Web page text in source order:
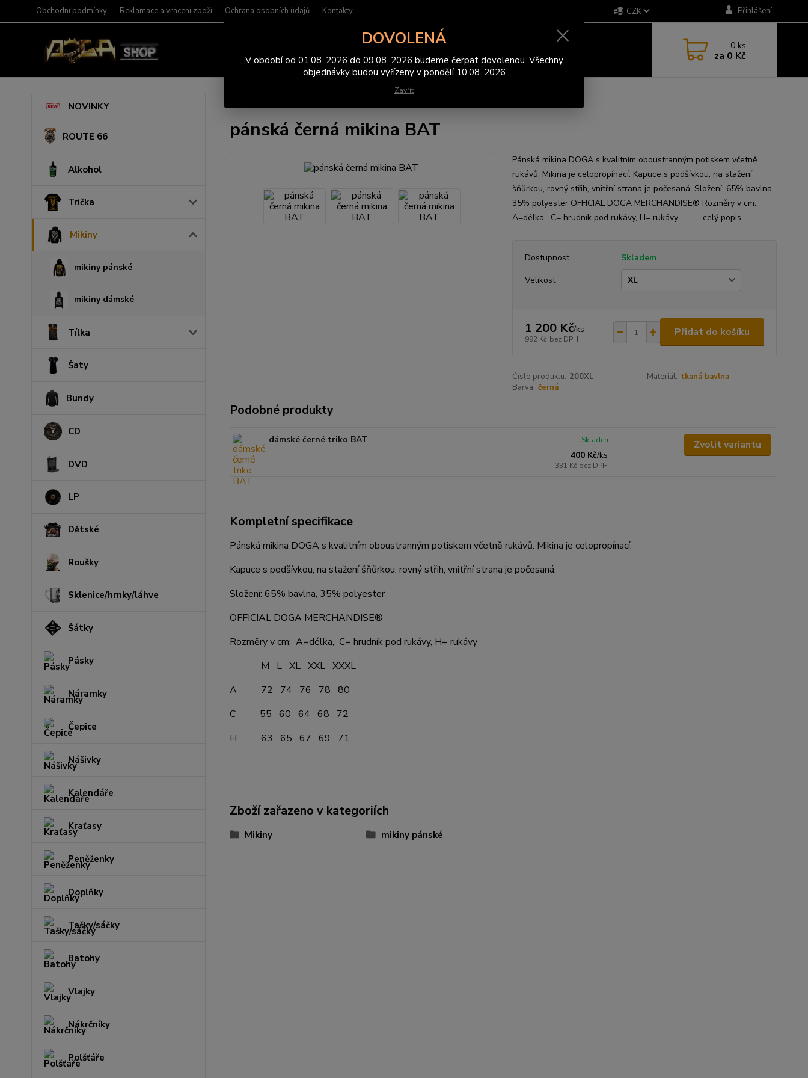
Obchodní podmínky Reklamace a vrácení zboží Ochrana osobních údajů Kontakty CZK Přihlášení
0 ks
za 0 Kč
NOVINKY
ROUTE 66
Alkohol
Trička
Mikiny
mikiny pánské
mikiny dámské
Tílka
Šaty
Bundy
CD
DVD
LP
Dětské
Roušky
Sklenice/hrnky/láhve
Šátky
Pásky
Náramky
Čepice
Nášivky
Kalendáře
Kraťasy
Peněženky
Doplňky
Tašky/sáčky
Batohy
Vlajky
Nákrčníky
Polšťáře
pánská černá mikina BAT
Pánská mikina DOGA s kvalitním oboustranným potiskem včetně
rukávů. Mikina je celopropínací. Kapuce s podšívkou, na stažení
šňůrkou, rovný střih, vnitřní strana je počesaná. Složení: 65% bavlna,
35% polyester OFFICIAL DOGA MERCHANDISE® Rozměry v cm:
A=délka, C= hrudník pod rukávy, H= rukávy ... celý popis
Dostupnost
Skladem
Velikost
1 200 Kč/ks
992 Kč bez DPH
Přidat do košíku
Číslo produktu: 200XL Materiál: tkaná bavlna
Barva: černá
Podobné produkty
dámské černé triko BAT
400 Kč/ks
331 Kč bez DPH
Skladem Zvolit variantu
Kompletní specifikace
Pánská mikina DOGA s kvalitním oboustranným potiskem včetně rukávů. Mikina je celopropínací.
Kapuce s podšívkou, na stažení šňůrkou, rovný střih, vnitřní strana je počesaná.
Složení: 65% bavlna, 35% polyester
OFFICIAL DOGA MERCHANDISE®
Rozměry v cm: A=délka, C= hrudník pod rukávy, H= rukávy
M L XL XXL XXXL
A 72 74 76 78 80
C 55 60 64 68 72
H 63 65 67 69 71
Zboží zařazeno v kategoriích
Mikiny mikiny pánské
DOVOLENÁ
V období od 01.08. 2026 do 09.08. 2026 budeme čerpat dovolenou. Všechny
objednávky budou vyřízeny v pondělí 10.08. 2026
Zavřít